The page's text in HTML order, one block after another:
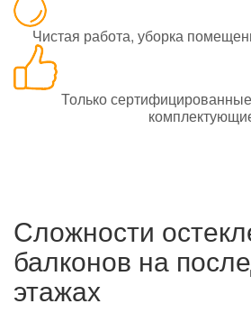
Чистая работа, уборка
Только
Сложности
балконов на
этажах